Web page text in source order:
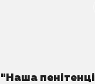
"Наша